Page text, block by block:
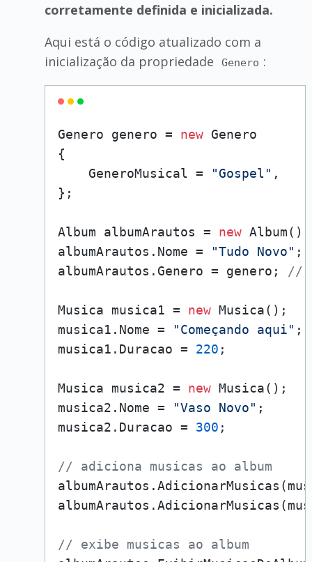
corretamente definida e inicializada.
Aqui está o código atualizado com a
inicialização da propriedade
Genero :
Genero genero = new Genero
{
    GeneroMusical =
"Gospel" ,
};
Album albumArautos = new Album();
albumArautos.Nome =
"Tudo Novo" ;
albumArautos.Genero = genero; //
Musica musica1 = new Musica();
musica1.Nome =
"Começando aqui" ;
musica1.Duracao = 220 ;
Musica musica2 = new Musica();
musica2.Nome =
"Vaso Novo" ;
musica2.Duracao = 300 ;
// adiciona musicas ao album
// exibe musicas ao album